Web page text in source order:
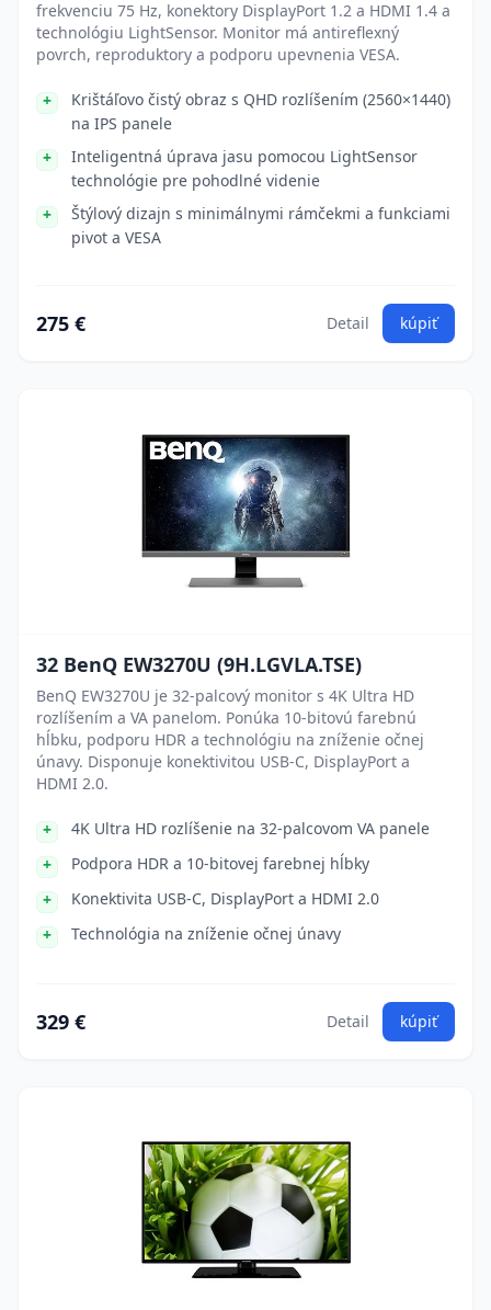
frekvenciu 75 Hz, konektory DisplayPort 1.2 a HDMI 1.4 a
technológiu LightSensor. Monitor má antireflexný
povrch, reproduktory a podporu upevnenia VESA.
Krištáľovo čistý obraz s QHD rozlíšením (2560×1440)
na IPS panele
Inteligentná úprava jasu pomocou LightSensor
technológie pre pohodlné videnie
Štýlový dizajn s minimálnymi rámčekmi a funkciami
pivot a VESA
275 € Detail kúpiť
32 BenQ EW3270U (9H.LGVLA.TSE)
BenQ EW3270U je 32-palcový monitor s 4K Ultra HD
rozlíšením a VA panelom. Ponúka 10-bitovú farebnú
hĺbku, podporu HDR a technológiu na zníženie očnej
únavy. Disponuje konektivitou USB-C, DisplayPort a
HDMI 2.0.
4K Ultra HD rozlíšenie na 32-palcovom VA panele
Podpora HDR a 10-bitovej farebnej hĺbky
Konektivita USB-C, DisplayPort a HDMI 2.0
Technológia na zníženie očnej únavy
329 € Detail kúpiť